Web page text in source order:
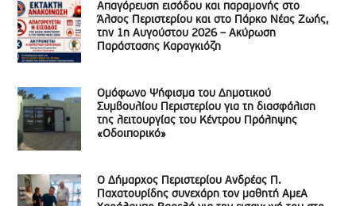
Απαγόρευση εισόδου και παραμονής στο
Άλσος Περιστερίου και στο Πάρκο Νέας Ζωής,
την 1η Αυγούστου 2026 – Ακύρωση
Παράστασης Καραγκιόζη
Ομόφωνο Ψήφισμα του Δημοτικού
Συμβουλίου Περιστερίου για τη διασφάλιση
της λειτουργίας του Κέντρου Πρόληψης
«Οδοιπορικό»
Ο Δήμαρχος Περιστερίου Ανδρέας Π.
Παχατουρίδης συνεχάρη τον μαθητή ΑμεΑ